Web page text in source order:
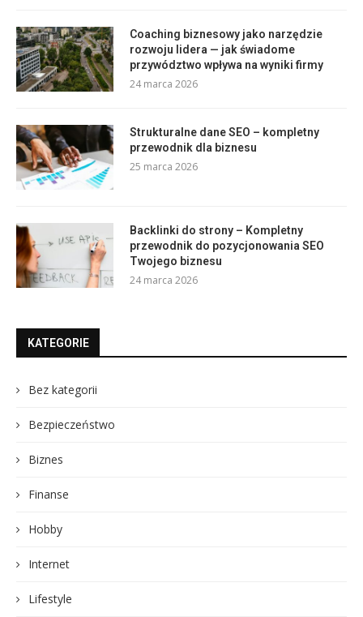
Coaching biznesowy jako narzędzie
rozwoju lidera — jak świadome
przywództwo wpływa na wyniki firmy
24 marca 2026
Strukturalne dane SEO – kompletny
przewodnik dla biznesu
25 marca 2026
Backlinki do strony – Kompletny
przewodnik do pozycjonowania SEO
Twojego biznesu
24 marca 2026
KATEGORIE
Bez kategorii
Bezpieczeństwo
Biznes
Finanse
Hobby
Internet
Lifestyle